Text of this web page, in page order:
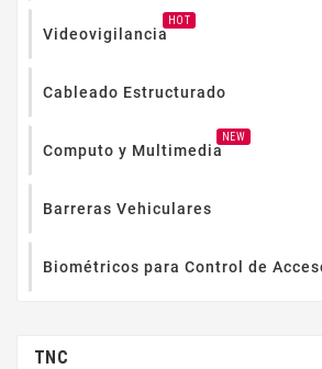
Videovigilancia
HOT
Cableado Estructurado
Computo y Multimedia
NEW
Barreras Vehiculares
Biométricos para Control de
TNC